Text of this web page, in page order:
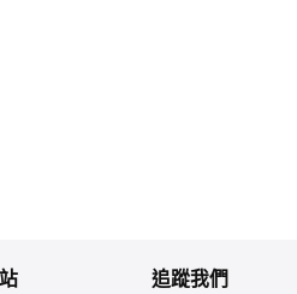
追蹤我們